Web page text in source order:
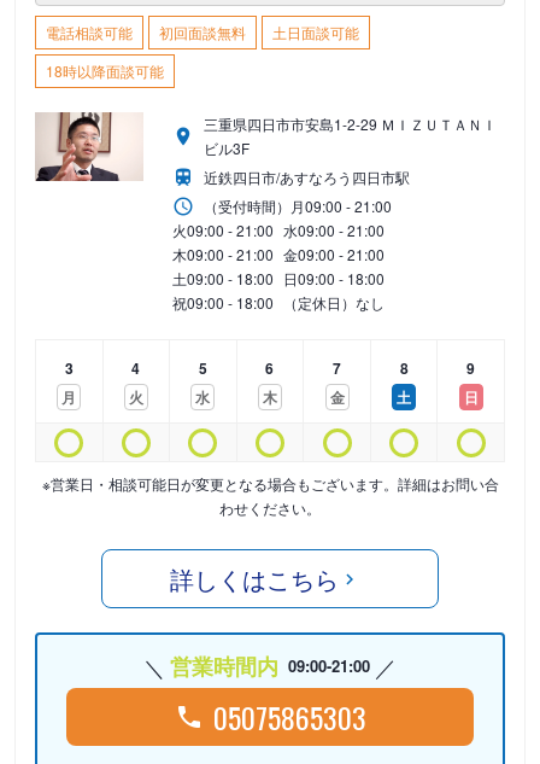
電話相談可能 初回面談無料
土日面談可能
18時以降面談可能
三重県四日市市安島1-2-29 ＭＩＺＵＴＡＮＩ
ビル3F
近鉄四日市/あすなろう四日市駅
（受付時間） 月09:00 - 21:00
火09:00 - 21:00 水09:00 - 21:00
木09:00 - 21:00 金09:00 - 21:00
土09:00 - 18:00 日09:00 - 18:00
祝09:00 - 18:00 （定休日）なし
3
月
4
火
5
水
6
木
7
金
8
土
9
日
※営業日・相談可能日が変更となる場合もございます。詳細はお問い合
わせください。
詳しくはこちら
営業時間内 09:00-21:00
05075865303